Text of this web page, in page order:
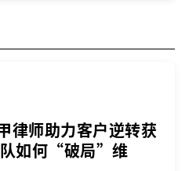
律师助力客户逆转获
如何“破局”维